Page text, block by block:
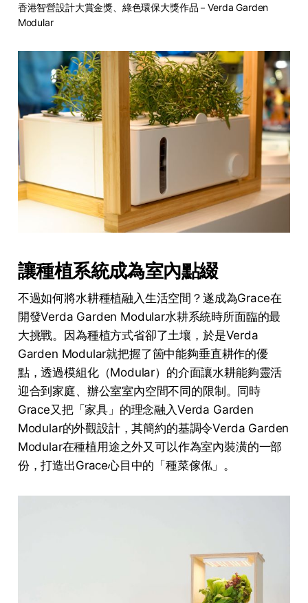
香港智營設計大賞金獎、綠色環保大獎作品－Verda Garden
Modular
讓種植系統成為室內點綴
不過如何將水耕種植融入生活空間？遂成為Grace在
開發Verda Garden Modular水耕系統時所面臨的最
大挑戰。因為種植方式省卻了土壤，於是Verda
Garden Modular就把握了箇中能夠垂直耕作的優
點，透過模組化（Modular）的介面讓水耕能夠靈活
迎合到家庭、辦公室室內空間不同的限制。同時
Grace又把「家具」的理念融入Verda Garden
Modular的外觀設計，其簡約的基調令Verda Garden
Modular在種植用途之外又可以作為室內裝潢的一部
份，打造出Grace心目中的「種菜傢俬」。